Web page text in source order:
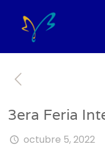
3era Feria
octubre 5, 2022